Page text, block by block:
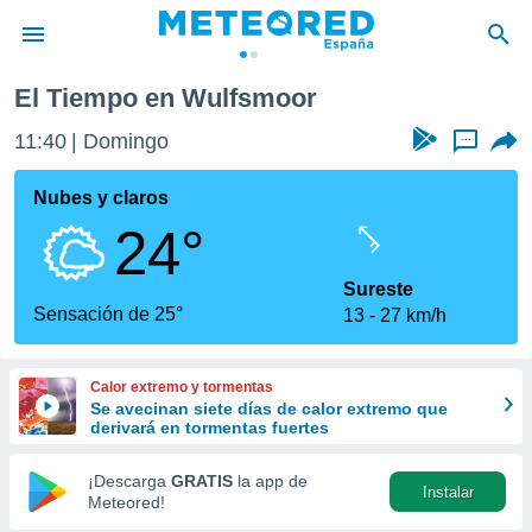
de
por
que se
calidad.
a este
las
y
forma
digital
basada
El Tiempo en Wulfsmoor
11:40 Domingo ...
Nubes y claros
24°
Sensación de 25°
Sureste
13
27 km/h
Calor extremo y tormentas
Se avecinan siete días de calor extremo que
derivará en tormentas fuertes
¡Descarga GRATIS la app de
Meteored!
Instalar